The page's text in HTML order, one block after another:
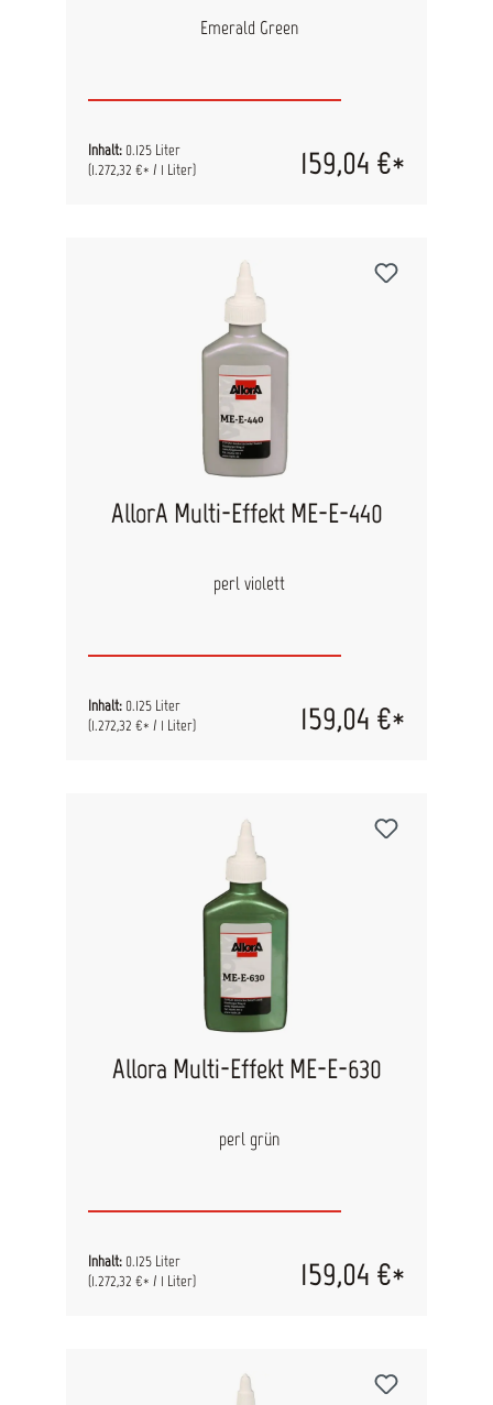
Emerald Green
Inhalt: 0.125 Liter
(1.272,32 €* / 1 Liter)
159,04 €*
AllorA Multi-Effekt ME-E-440
perl violett
Inhalt: 0.125 Liter
(1.272,32 €* / 1 Liter)
159,04 €*
Allora Multi-Effekt ME-E-630
perl grün
Inhalt: 0.125 Liter
(1.272,32 €* / 1 Liter)
159,04 €*